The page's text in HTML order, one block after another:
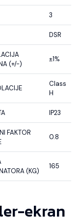
3
DSR
(+/-)
±1%
Class
H
IP23
FAKTOR
0.8
(KG)
165
ekran